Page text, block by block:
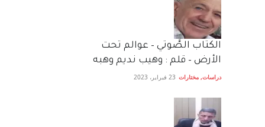
الكتاب الصَّوتي – عوالم تحت
الأرض – قلم : وهيب نديم وهبه
دراسات, مختارات 23 فبراير، 2023